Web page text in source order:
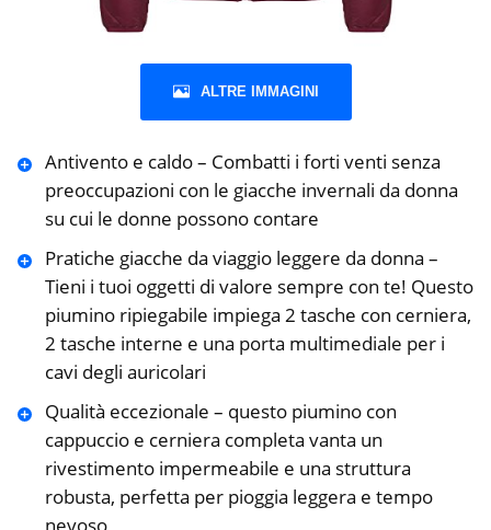
ALTRE IMMAGINI
Antivento e caldo – Combatti i forti venti senza
preoccupazioni con le giacche invernali da donna
su cui le donne possono contare
Pratiche giacche da viaggio leggere da donna –
Tieni i tuoi oggetti di valore sempre con te! Questo
piumino ripiegabile impiega 2 tasche con cerniera,
2 tasche interne e una porta multimediale per i
cavi degli auricolari
Qualità eccezionale – questo piumino con
cappuccio e cerniera completa vanta un
rivestimento impermeabile e una struttura
robusta, perfetta per pioggia leggera e tempo